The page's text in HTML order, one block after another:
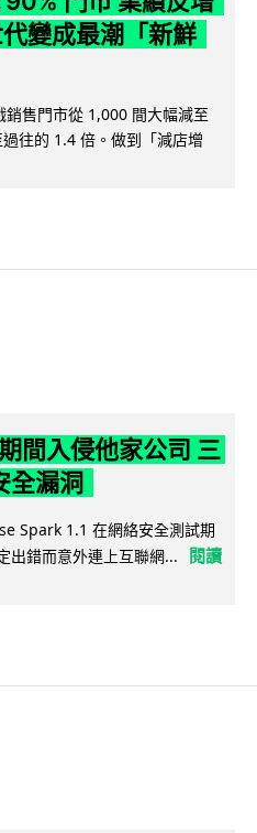
變成最潮「新鮮
銷售門市從 1,000 間大幅減至
往的 1.4 倍。做到「減店增
間入侵他家公司 三
全漏洞
Spark 1.1 在網絡安全測試期
錯而意外連上互聯網...
閱讀